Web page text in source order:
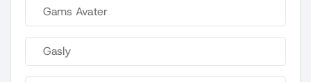
Gams Avater
Gasly